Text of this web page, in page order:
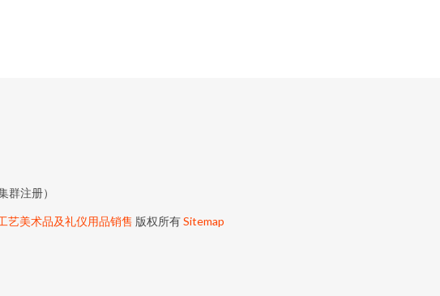
注册）
艺美术品及礼仪用品销售 版权所有Sitemap